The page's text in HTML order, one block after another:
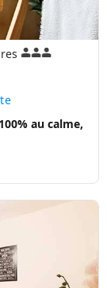
au calme,